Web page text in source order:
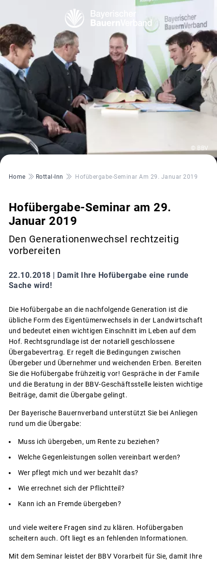
© BBV
Pfadnavigation
Home Rottal-Inn Hofübergabe-Seminar Am 29. Januar 2019
Hofübergabe-Seminar am 29.
Januar 2019
Den Generationenwechsel rechtzeitig
vorbereiten
22.10.2018 | Damit Ihre Hofübergabe eine runde
Sache wird!
Die Hofübergabe an die nachfolgende Generation ist die
übliche Form des Eigentümerwechsels in der Landwirtschaft
und bedeutet einen wichtigen Einschnitt im Leben auf dem
Hof. Rechtsgrundlage ist der notariell geschlossene
Übergabevertrag. Er regelt die Bedingungen zwischen
Übergeber und Übernehmer und weichenden Erben. Bereiten
Sie die Hofübergabe frühzeitig vor! Gespräche in der Famile
und die Beratung in der BBV-Geschäftsstelle leisten wichtige
Beiträge, damit die Übergabe gelingt.
Der Bayerische Bauernverband unterstützt Sie bei Anliegen
rund um die Übergabe:
Muss ich übergeben, um Rente zu beziehen?
Welche Gegenleistungen sollen vereinbart werden?
Wer pflegt mich und wer bezahlt das?
Wie errechnet sich der Pflichtteil?
Kann ich an Fremde übergeben?
und viele weitere Fragen sind zu klären. Hofübergaben
scheitern auch. Oft liegt es an fehlenden Informationen.
Mit dem Seminar leistet der BBV Vorarbeit für Sie, damit Ihre